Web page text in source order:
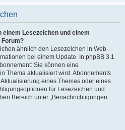
Lesezeichen und einem
Forum?
ähnlich den Lesezeichen in Web-
bei einem Update. In phpBB 3.1
Sie können eine
Thema aktualisiert wird. Abonnements
eines Themas oder eines
für Lesezeichen und
Bereich unter „Benachrichtigungen